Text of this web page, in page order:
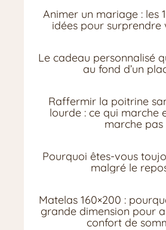
Animer un mariage : les
idées pour surprendre
Le cadeau personnalisé
au fond d’un
Raffermir la poitrine
lourde : ce qui marche
marche pas
Pourquoi êtes-vous
malgré le
Matelas 160×200 :
grande dimension pour
confort de